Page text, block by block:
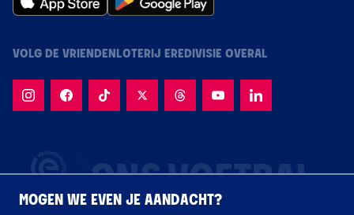
VOLG DE VRIENDENLOTERIJ EREDIVISIE OVERAL
MOGEN WE EVEN JE AANDACHT?